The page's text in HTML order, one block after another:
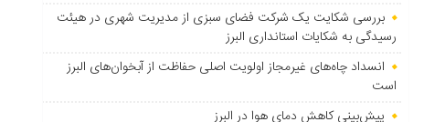
بررسی شکایت یک شرکت فضای سبزی از مدیریت شهری در هیئت
رسیدگی به شکایات استانداری البرز
انسداد چاه‌های غیرمجاز اولویت اصلی حفاظت از آبخوان‌های البرز
است
پیش‌بینی کاهش دمای هوا در البرز